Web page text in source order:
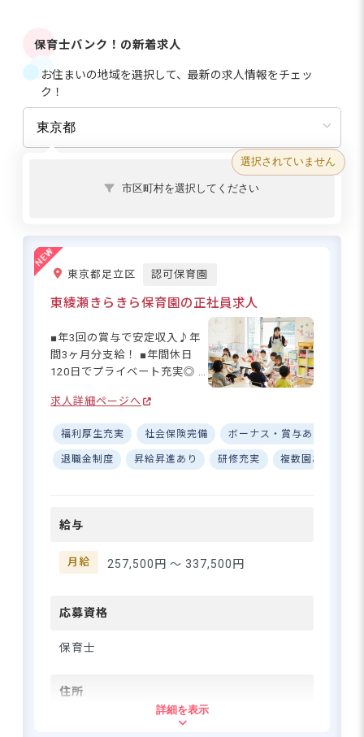
保育士バンク！の新着求人
お住まいの地域を選択して、最新の求人情報をチェッ
ク！
選択されていません
市区町村を選択してください
東京都足立区 認可保育園
東綾瀬きらきら保育園の正社員求人
■年3回の賞与で安定収入♪年
間3ヶ月分支給！ ■年間休日
120日でプライベート充実◎ ■
好立地♪ ーー【笑顔があふれ
る、あたたかな保育園】 東綾
瀬きらきら保育園は、その名
の通り子どもたちの輝く未来
にしています。充実した研修
ら、保育士同士が協力し合え
る風通しの良い職場です。子
間に立ち会える喜びを、一緒
ー【安心して長く働ける充実
視しています☆基本給に加
え、保育士資格手当や処遇改
求人詳細ページへ
福利厚生充実 社会保険完備 ボーナス・賞与あり
退職金制度 昇給昇進あり 研修充実 複数園あり
給与
月給 257,500円 〜337,500円
応募資格
保育士
住所
東京都足立区東綾瀬2-17-8
詳細を表示